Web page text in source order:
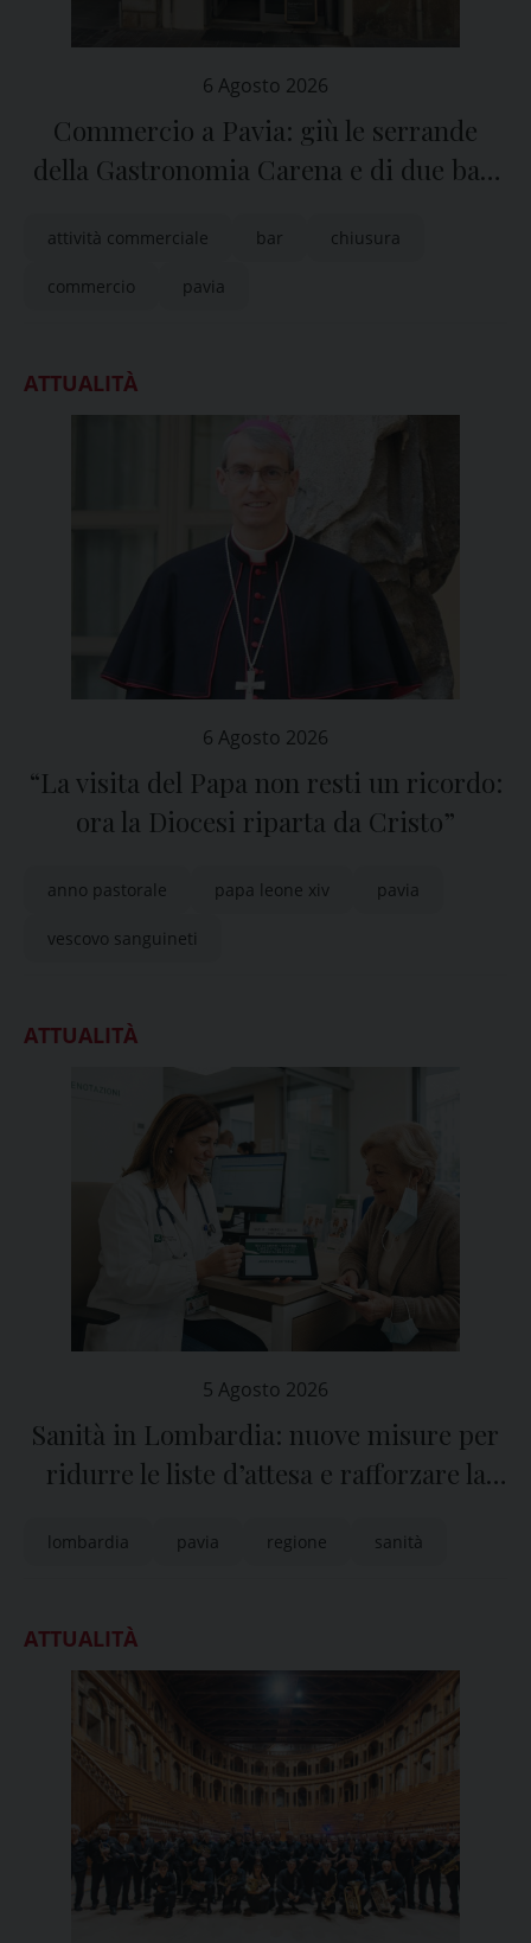
6 Agosto 2026
Commercio a Pavia: giù le serrande
della Gastronomia Carena e di due bar,
attività commerciale bar chiusura
commercio pavia
ATTUALITÀ
6 Agosto 2026
“La visita del Papa non resti un ricordo:
ora la Diocesi riparta da Cristo”
anno pastorale papa leone xiv pavia
vescovo sanguineti
ATTUALITÀ
5 Agosto 2026
Sanità in Lombardia: nuove misure per
ridurre le liste d’attesa e rafforzare la
lombardia pavia regione sanità
ATTUALITÀ